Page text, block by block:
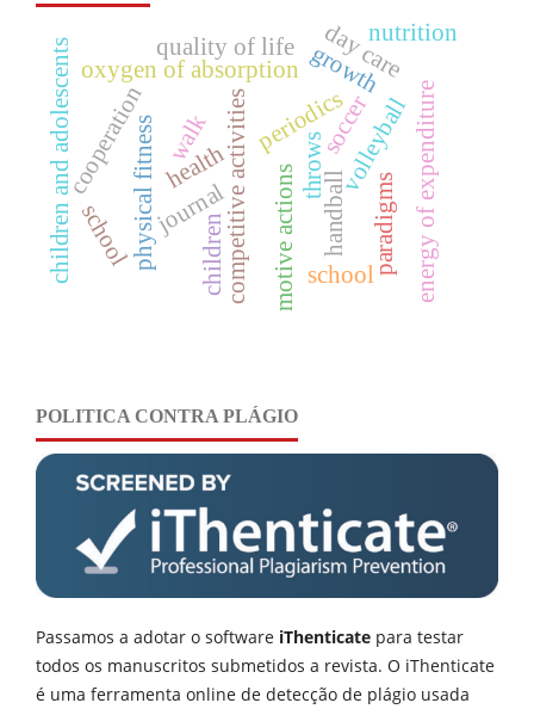
motive actions
competitive activities throws
handball
volleyball
paradigms
journal
periodics
physical fitnesshealth
children
oxygen of absorption
energy of expenditure
walk
quality of life day care
cooperation
school
soccer
nutrition
growth
children and adolescents school
POLITICA CONTRA PLÁGIO
Passamos a adotar o software iThenticate para testar
todos os manuscritos submetidos a revista. O iThenticate
é uma ferramenta online de detecção de plágio usada